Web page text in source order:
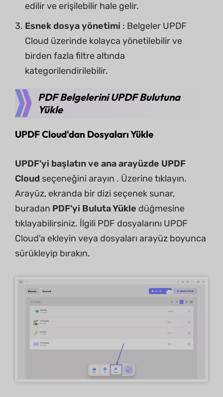
edilir ve erişilebilir hale gelir.
Esnek dosya yönetimi : Belgeler UPDF
Cloud üzerinde kolayca yönetilebilir ve
birden fazla filtre altında
kategorilendirilebilir.
PDF Belgelerini UPDF Bulutuna
Yükle
UPDF Cloud'dan Dosyaları Yükle
UPDF'yi başlatın ve ana arayüzde UPDF
Cloud seçeneğini arayın . Üzerine tıklayın.
Arayüz, ekranda bir dizi seçenek sunar,
buradan PDF'yi Buluta Yükle düğmesine
tıklayabilirsiniz. İlgili PDF dosyalarını UPDF
Cloud'a ekleyin veya dosyaları arayüz boyunca
sürükleyip bırakın.